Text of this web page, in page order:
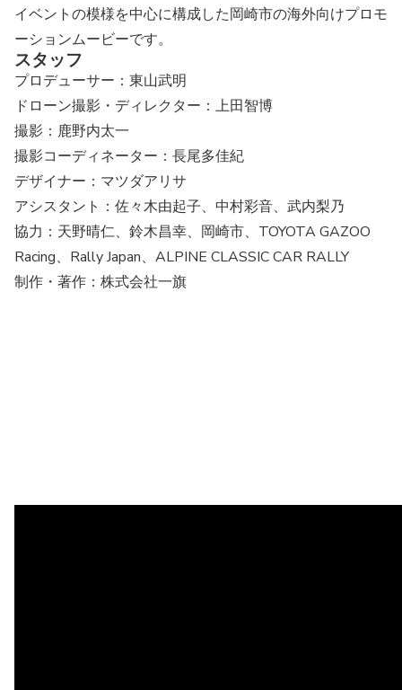
イベントの模様を中心に構成した岡崎市の海外向けプロモ
ーションムービーです。
スタッフ
プロデューサー：東山武明
ドローン撮影・ディレクター：上田智博
撮影：鹿野内太一
撮影コーディネーター：長尾多佳紀
デザイナー：マツダアリサ
アシスタント：佐々木由起子、中村彩音、武内梨乃
協力：天野晴仁、鈴木昌幸、岡崎市、TOYOTA GAZOO
Racing、Rally Japan、ALPINE CLASSIC CAR RALLY
制作・著作：株式会社一旗